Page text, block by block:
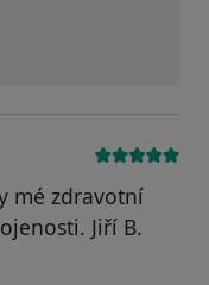
mé zdravotní
Jiří B.
účet byl odstraněn